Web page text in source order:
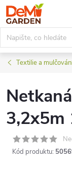
Přejít
na
obsah
Textilie a
3,2x5m
Kód produktu: